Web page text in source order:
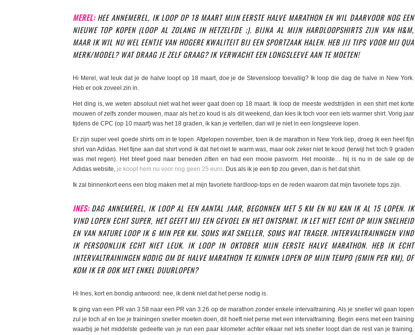
MEREL: HEE ANNEMEREL, IK LOOP OP 18 MAART MIJN EERSTE HALVE MARATHON EN WIL DAARVOOR NOG EEN
NIEUWE TOP KOPEN (LOOP AL ZOLANG IN HETZELFDE ;). BIJNA AL MIJN HARDLOOPSHIRTS ZIJN VAN H&M,
MAAR IK WIL NU WEL EENTJE VAN HOGERE KWALITEIT BIJ EEN SPORTZAAK HALEN. HEB JIJ TIPS VOOR MIJ QUA
MERK/MODEL? WAT DRAAG JE ZELF GRAAG? IK VERWACHT EEN LONGSLEEVE AAN TE MOETEN!
Hi Merel, wat leuk dat je de halve loopt op 18 maart, doe je de Stevensloop toevallig? Ik loop die dag de halve in New York.
Heb er ook zoveel zin in.
Het ding is, we weten absoluut niet wat het weer gaat doen op 18 maart. Ik loop de meeste wedstrijden in een shirt met korte
mouwen of zelfs zonder mouwen, maar als het zo koud is als dit weekend, dan kies ik toch voor een iets warmer shirt. Vorig jaar
tijdens de CPC (op 10 maart) was het 18 graden, ik kan je vertellen, dan wil je niet in een longsleeve lopen.
Er zijn super veel goede shirts om in te lopen. Afgelopen november, toen ik de marathon in New York liep, droeg ik een heel fijn
shirt van Adidas. Het fijne aan dat shirt vond ik dat het niet te warm was, maar ook zeker niet te koud (terwijl het toch 9 graden
was met regen). Het bleef goed naar beneden zitten en had een mooie pasvorm. Het mooiste… hij is nu in de sale op de
Adidas website, je koopt hem nu voor nog geen 25 euro. Dus als ik je een tip zou geven, dan is het dat shirt.
Ik zal binnenkort eens een blog maken met al mijn favoriete hardloop-tops en de reden waarom dat mijn favoriete tops zijn.
INES: DAG ANNEMEREL, IK LOOP AL EEN AANTAL JAAR, BEGONNEN MET 5 KM EN NU KAN IK AL 15 LOPEN. IK
VIND LOPEN ECHT SUPER, HET GEEFT MIJ EEN GEVOEL EN HET ONTSPANT. IK LET NIET ECHT OP MIJN SNELHEID
EN VAN NATURE LOOP IK 6 MIN PER KM. SOMS WAT SNELLER, SOMS WAT TRAGER. INTERVALTRAINNGEN VIND
IK PERSOONLIJK ECHT NIET LEUK. IK LOOP IN OKTOBER MIJN EERSTE HALVE MARATHON. HEB IK ECHT
INTERVALTRAININGEN NODIG OM DE HALVE MARATHON TE KUNNEN LOPEN OP MIJN TEMPO (6MIN PER KM), OF
KOM IK ER OOK MET ENKEL DUURLOPEN?
Hi Ines, kort en bondig antwoord: nee, ik denk niet dat het perse nodig is.
Ik ging van een PR van 3.58 naar een PR van 3.26 op de marathon zonder enkele intervaltraining. Als je sneller wil gaan lopen
zul je toch af en toe je trainingen sneller moeten doen, dit hoeft niet perse met een intervaltraining. Begin eens met een training
waarbij je het middelste gedeelte van je run een paar kilometer achter elkaar net iets sneller loopt dan de rest van je training.